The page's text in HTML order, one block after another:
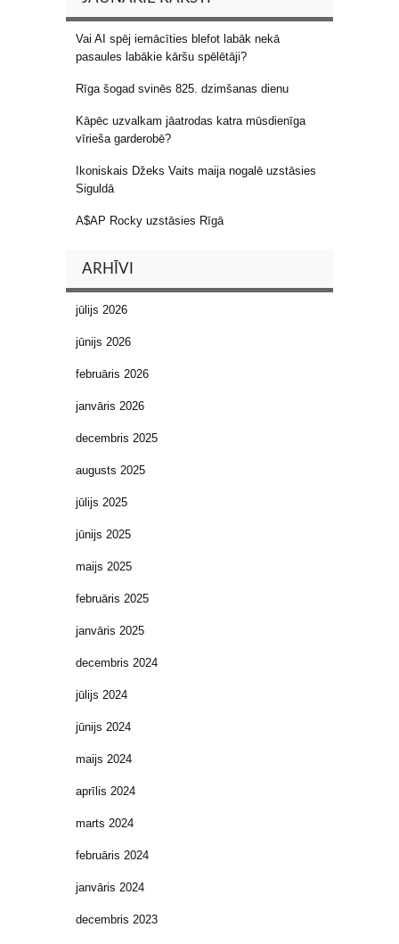
Vai AI spēj iemācīties blefot labāk nekā
pasaules labākie kāršu spēlētāji?
Rīga šogad svinēs 825. dzimšanas dienu
Kāpēc uzvalkam jāatrodas katra mūsdienīga
vīrieša garderobē?
Ikoniskais Džeks Vaits maija nogalē uzstāsies
Siguldā
A$AP Rocky uzstāsies Rīgā
ARHĪVI
jūlijs 2026
jūnijs 2026
februāris 2026
janvāris 2026
decembris 2025
augusts 2025
jūlijs 2025
jūnijs 2025
maijs 2025
februāris 2025
janvāris 2025
decembris 2024
jūlijs 2024
jūnijs 2024
maijs 2024
aprīlis 2024
marts 2024
februāris 2024
janvāris 2024
decembris 2023